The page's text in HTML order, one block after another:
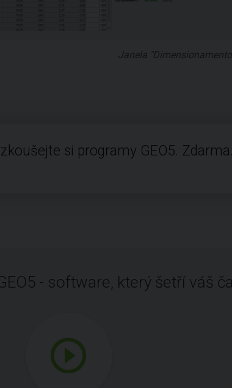
Janela
si programy GEO5. Zdarma.
- software, který šetří váš